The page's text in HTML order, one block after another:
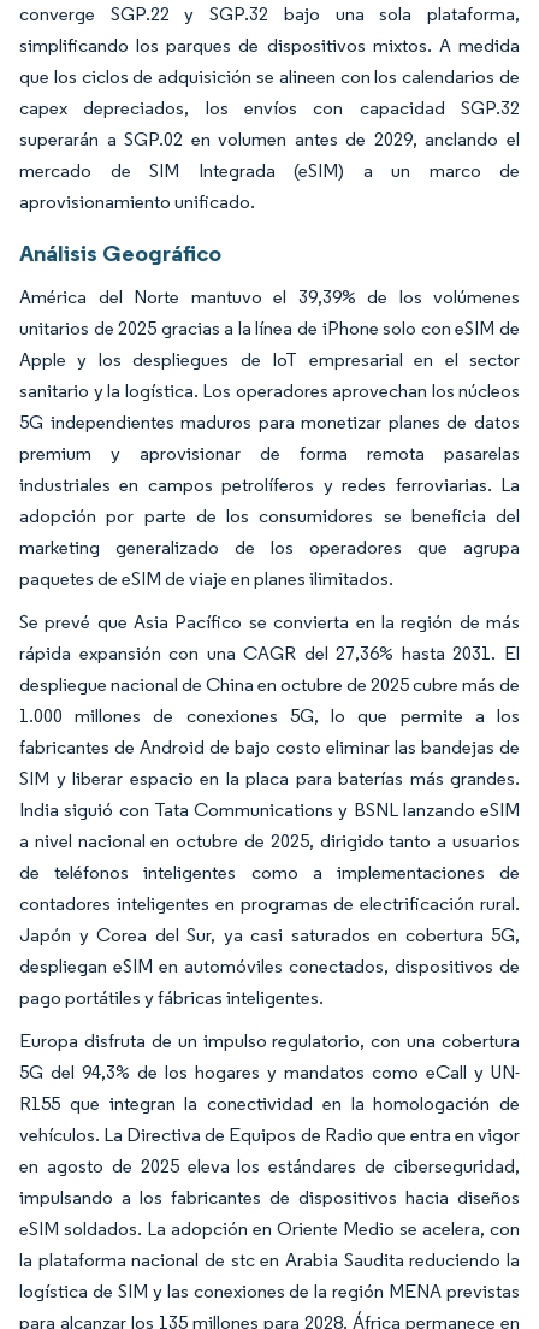
converge SGP.22 y SGP.32 bajo una sola plataforma,
simplificando los parques de dispositivos mixtos. A medida
que los ciclos de adquisición se alineen con los calendarios de
capex depreciados, los envíos con capacidad SGP.32
superarán a SGP.02 en volumen antes de 2029, anclando el
mercado de SIM Integrada (eSIM) a un marco de
aprovisionamiento unificado.
Análisis Geográfico
América del Norte mantuvo el 39,39% de los volúmenes
unitarios de 2025 gracias a la línea de iPhone solo con eSIM de
Apple y los despliegues de IoT empresarial en el sector
sanitario y la logística. Los operadores aprovechan los núcleos
5G independientes maduros para monetizar planes de datos
premium y aprovisionar de forma remota pasarelas
industriales en campos petrolíferos y redes ferroviarias. La
adopción por parte de los consumidores se beneficia del
marketing generalizado de los operadores que agrupa
paquetes de eSIM de viaje en planes ilimitados.
Se prevé que Asia Pacífico se convierta en la región de más
rápida expansión con una CAGR del 27,36% hasta 2031. El
despliegue nacional de China en octubre de 2025 cubre más de
1.000 millones de conexiones 5G, lo que permite a los
fabricantes de Android de bajo costo eliminar las bandejas de
SIM y liberar espacio en la placa para baterías más grandes.
India siguió con Tata Communications y BSNL lanzando eSIM
a nivel nacional en octubre de 2025, dirigido tanto a usuarios
de teléfonos inteligentes como a implementaciones de
contadores inteligentes en programas de electrificación rural.
Japón y Corea del Sur, ya casi saturados en cobertura 5G,
despliegan eSIM en automóviles conectados, dispositivos de
pago portátiles y fábricas inteligentes.
Europa disfruta de un impulso regulatorio, con una cobertura
5G del 94,3% de los hogares y mandatos como eCall y UN-
R155 que integran la conectividad en la homologación de
vehículos. La Directiva de Equipos de Radio que entra en vigor
en agosto de 2025 eleva los estándares de ciberseguridad,
impulsando a los fabricantes de dispositivos hacia diseños
eSIM soldados. La adopción en Oriente Medio se acelera, con
la plataforma nacional de stc en Arabia Saudita reduciendo la
logística de SIM y las conexiones de la región MENA previstas
para alcanzar los 135 millones para 2028. África permanece en